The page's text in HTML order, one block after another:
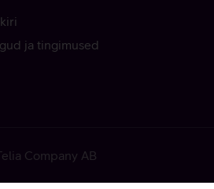
ja tingimused
Company AB